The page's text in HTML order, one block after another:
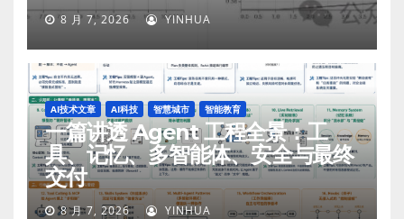
8 月 7, 2026 YINHUA
AI技术文章 AI科技 智慧城市 智能教育
一篇讲透 Agent 工程全景：工
具、记忆、多智能体、安全与最终
交付
8 月 7, 2026 YINHUA